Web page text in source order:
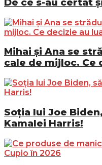
Mihai și Ana se
cale de mijloc. Ce
Soția lui Joe
Kamalei Harris!